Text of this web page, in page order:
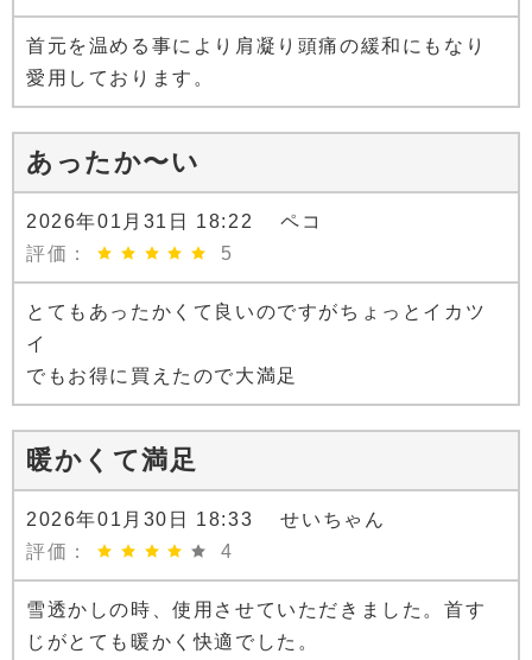
首元を温める事により肩凝り頭痛の緩和にもなり
愛用しております。
あったか〜い
2026年01月31日 18:22 ペコ
評価：
5
とてもあったかくて良いのですがちょっとイカツ
イ
でもお得に買えたので大満足
暖かくて満足
2026年01月30日 18:33 せいちゃん
評価：
4
雪透かしの時、使用させていただきました。首す
じがとても暖かく快適でした。